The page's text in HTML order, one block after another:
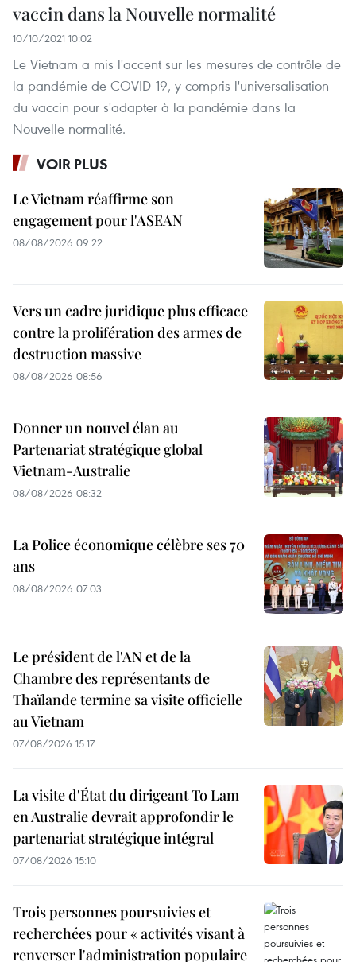
vaccin dans la Nouvelle normalité
10/10/2021 10:02
Le Vietnam a mis l'accent sur les mesures de contrôle de
la pandémie de COVID-19, y compris l'universalisation
du vaccin pour s'adapter à la pandémie dans la
Nouvelle normalité.
VOIR PLUS
Le Vietnam réaffirme son
engagement pour l'ASEAN
08/08/2026 09:22
Vers un cadre juridique plus efficace
contre la prolifération des armes de
destruction massive
08/08/2026 08:56
Donner un nouvel élan au
Partenariat stratégique global
Vietnam-Australie
08/08/2026 08:32
La Police économique célèbre ses 70
ans
08/08/2026 07:03
Le président de l'AN et de la
Chambre des représentants de
Thaïlande termine sa visite officielle
au Vietnam
07/08/2026 15:17
La visite d'État du dirigeant To Lam
en Australie devrait approfondir le
partenariat stratégique intégral
07/08/2026 15:10
Trois personnes poursuivies et
recherchées pour « activités visant à
renverser l'administration populaire